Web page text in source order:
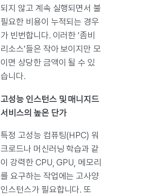
되지 않고 계속 실행되면서 불
필요한 비용이 누적되는 경우
가 빈번합니다. 이러한 ‘좀비
리소스’들은 작아 보이지만 모
이면 상당한 금액이 될 수 있
습니다.
고성능 인스턴스 및 매니지드
서비스의 높은 단가
특정 고성능 컴퓨팅(HPC) 워
크로드나 머신러닝 학습과 같
이 강력한 CPU, GPU, 메모리
를 요구하는 작업에는 고사양
인스턴스가 필요합니다. 또